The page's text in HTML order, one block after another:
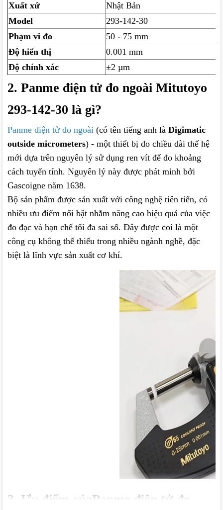
Xuất xứ
Nhật Bản
Model
293-142-30
Phạm vi đo
50 - 75 mm
Độ hiển thị
0.001 mm
Độ chính xác
±2 µm
2. Panme điện tử đo ngoài Mitutoyo
293-142-30 là gì?
Panme điện tử đo ngoài (có tên tiếng anh là Digimatic
outside micrometers) - một thiết bị đo chiều dài thế hệ
mới dựa trên nguyên lý sử dụng ren vít để đo khoảng
cách tuyến tính. Nguyên lý này được phát minh bởi
Gascoigne năm 1638.
Bộ sản phẩm được sản xuất với công nghệ tiên tiến, có
nhiều ưu điểm nổi bật nhằm nâng cao hiệu quả của việc
đo đạc và hạn chế tối đa sai số. Đây được coi là một
công cụ không thể thiếu trong nhiều ngành nghề, đặc
biệt là lĩnh vực sản xuất cơ khí.
3. Ưu điểm củaPanme điện tử đo